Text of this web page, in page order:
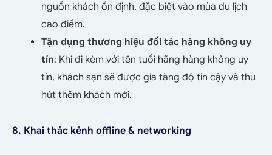
nguồn khách ổn định, đặc biệt vào mùa du lịch
cao điểm.
Tận dụng thương hiệu đối tác hàng không uy
tín: Khi đi kèm với tên tuổi hãng hàng không uy
tín, khách sạn sẽ được gia tăng độ tin cậy và thu
hút thêm khách mới.
8. Khai thác kênh offline & networking